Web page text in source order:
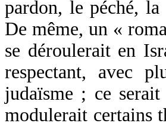
pardon, le péché,
De même, un «
se déroulerait en
respectant, avec
judaïsme ; ce
modulerait certains